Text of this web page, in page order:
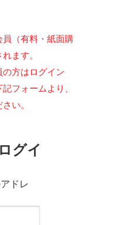
員（有料・紙面購
ます。
方はログイン
フォームより、
い。
グイ
ドレ